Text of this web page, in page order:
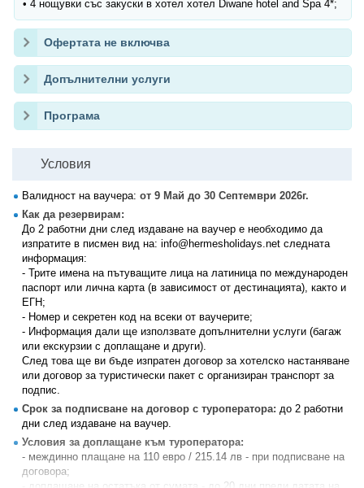
• 4 нощувки със закуски в хотел хотел Diwane hotel and Spa 4*;
Офертата не включва
Допълнителни услуги
Програма
Условия
Валидност на ваучера: от 9 Май до 30 Септември 2026г.
Как да резервирам:
До 2 работни дни след издаване на ваучер е необходимо да
изпратите в писмен вид на: info@hermesholidays.net следната
информация:
- Трите имена на пътуващите лица на латиница по международен
паспорт или лична карта (в зависимост от дестинацията), както и
ЕГН;
- Номер и секретен код на всеки от ваучерите;
- Информация дали ще използвате допълнителни услуги (багаж
или екскурзии с доплащане и други).
След това ще ви бъде изпратен договор за хотелско настаняване
или договор за туристически пакет с организиран транспорт за
подпис.
Срок за подписване на договор с туроператора: до 2 работни
дни след издаване на ваучер.
Условия за доплащане към туроператора:
- междинно плащане на 110 евро / 215.14 лв - при подписване на
договора;